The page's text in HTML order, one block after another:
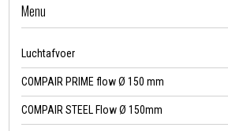
Menu
Luchtafvoer
COMPAIR PRIME flow Ø 150 mm
COMPAIR STEEL Flow Ø 150mm